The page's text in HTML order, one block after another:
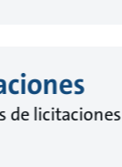
de licitaciones